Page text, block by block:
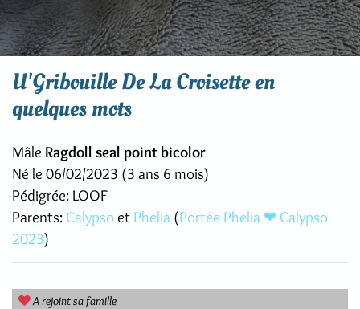
A rejoint sa famille
U'Gribouille De La Croisette en
quelques mots
Mâle Ragdoll seal point bicolor
Né le 06/02/2023 (3 ans 6 mois)
Pédigrée: LOOF
Parents: Calypso et Phelia (Portée Phelia ❤ Calypso
2023)